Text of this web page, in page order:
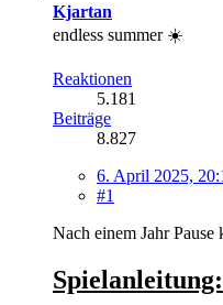
Kjartan
endless summer ☀️
Reaktionen
5.181
Beiträge
8.827
6. April 2025,
#1
Nach einem Jahr
Spielanleitung: